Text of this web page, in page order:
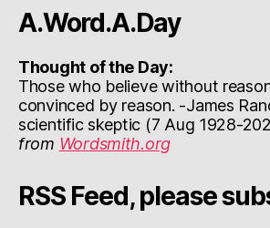
A.Word.A.Day
Thought of the Day:
Those who believe without
convinced by reason. -James
scientific skeptic (7 Aug 1928-
from Wordsmith.org
RSS Feed, please